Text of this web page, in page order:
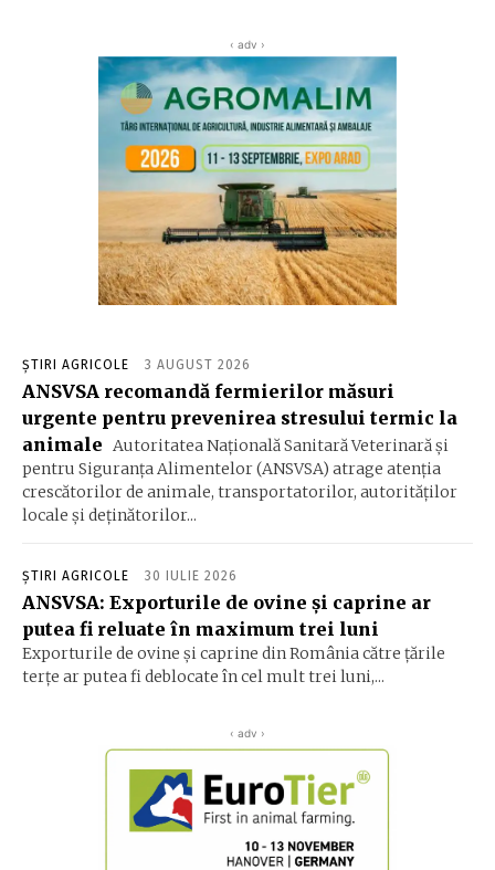
‹ adv ›
ȘTIRI AGRICOLE 3 AUGUST 2026
ANSVSA recomandă fermierilor măsuri
urgente pentru prevenirea stresului termic la
animale Autoritatea Naţională Sanitară Veterinară şi
pentru Siguranţa Alimentelor (ANSVSA) atrage atenţia
crescătorilor de animale, transportatorilor, autorităţilor
locale şi deţinătorilor...
ȘTIRI AGRICOLE 30 IULIE 2026
ANSVSA: Exporturile de ovine și caprine ar
putea fi reluate în maximum trei luni
Exporturile de ovine și caprine din România către țările
terțe ar putea fi deblocate în cel mult trei luni,...
‹ adv ›